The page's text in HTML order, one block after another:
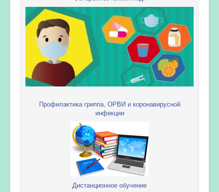
Профилактика гриппа, ОРВИ и коронавирусной
инфекции
Дистанционное обучение